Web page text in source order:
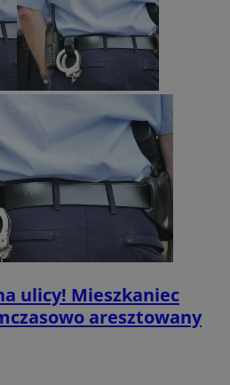
ulicy! Mieszkaniec
aresztowany